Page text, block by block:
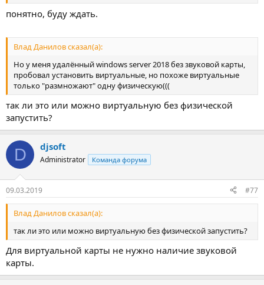
понятно, буду ждать.
Влад Данилов сказал(а):
Но у меня удалённый windows server 2018 без звуковой карты,
пробовал установить виртуальные, но похоже виртуальные
только "размножают" одну физическую(((
так ли это или можно виртуальную без физической
запустить?
D djsoft
Administrator Команда форума
09.03.2019 #77
Влад Данилов сказал(а):
так ли это или можно виртуальную без физической запустить?
Для виртуальной карты не нужно наличие звуковой
карты.